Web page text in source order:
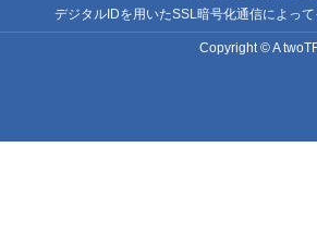
デジタルIDを用いたSSL暗号化通信によっ
Copyright © A